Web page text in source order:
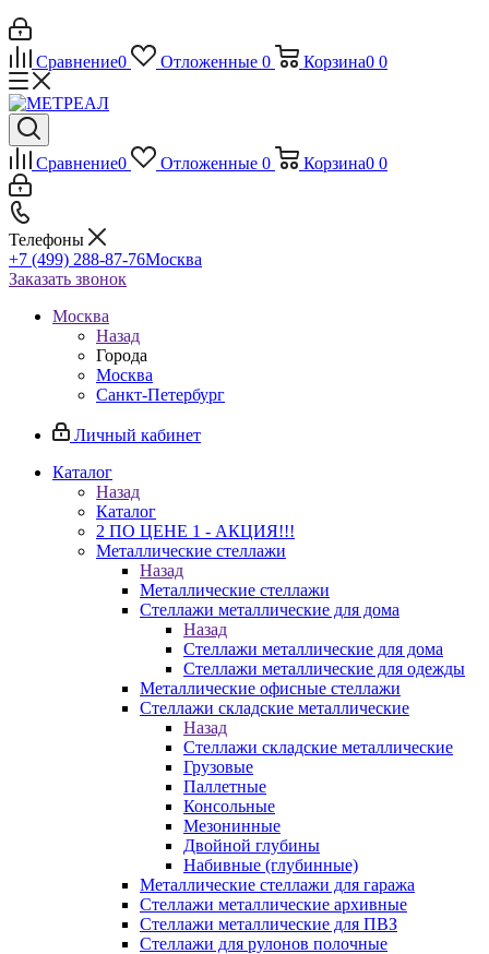
Сравнение0 Отложенные 0 Корзина0 0
Сравнение0 Отложенные 0 Корзина0 0
Телефоны
+7 (499) 288-87-76Москва
Заказать звонок
Москва
Назад
Города
Москва
Санкт-Петербург
Личный кабинет
Каталог
Назад
Каталог
2 ПО ЦЕНЕ 1 - АКЦИЯ!!!
Металлические стеллажи
Назад
Металлические стеллажи
Стеллажи металлические для дома
Назад
Стеллажи металлические для дома
Стеллажи металлические для одежды
Металлические офисные стеллажи
Стеллажи складские металлические
Назад
Стеллажи складские металлические
Грузовые
Паллетные
Консольные
Мезонинные
Двойной глубины
Набивные (глубинные)
Металлические стеллажи для гаража
Стеллажи металлические архивные
Стеллажи металлические для ПВЗ
Стеллажи для рулонов полочные